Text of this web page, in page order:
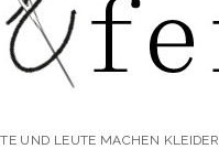
UND LEUTE MACHEN KLEIDER